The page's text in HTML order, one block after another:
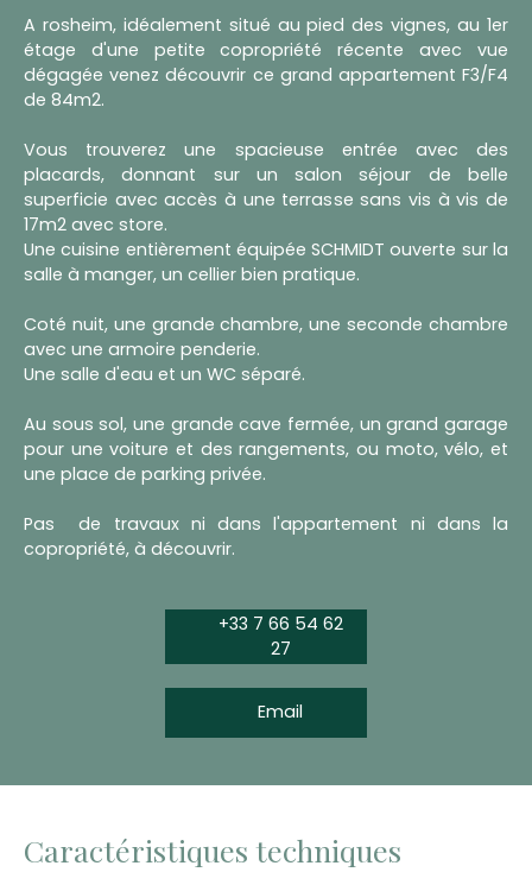
A rosheim, idéalement situé au pied des vignes, au 1er
étage d'une petite copropriété récente avec vue
dégagée venez découvrir ce grand appartement F3/F4
de 84m2.
Vous trouverez une spacieuse entrée avec des
placards, donnant sur un salon séjour de belle
superficie avec accès à une terrasse sans vis à vis de
17m2 avec store.
Une cuisine entièrement équipée SCHMIDT ouverte sur la
salle à manger, un cellier bien pratique.
Coté nuit, une grande chambre, une seconde chambre
avec une armoire penderie.
Une salle d'eau et un WC séparé.
Au sous sol, une grande cave fermée, un grand garage
pour une voiture et des rangements, ou moto, vélo, et
une place de parking privée.
Pas de travaux ni dans l'appartement ni dans la
copropriété, à découvrir.
+33 7 66 54 62
27
Email
Caractéristiques techniques